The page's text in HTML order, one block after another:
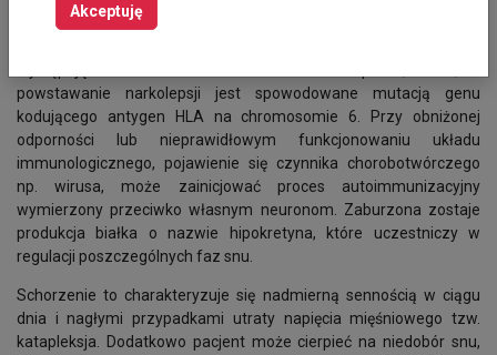
Narkolepsja jest chorobą, która spowodowana jest uszkodzeniem
powstawanie narkolepsji jest spowodowane mutacją genu
kodującego antygen HLA na chromosomie 6. Przy obniżonej
odporności lub nieprawidłowym funkcjonowaniu układu
immunologicznego, pojawienie się czynnika chorobotwórczego
np. wirusa, może zainicjować proces autoimmunizacyjny
wymierzony przeciwko własnym neuronom. Zaburzona zostaje
produkcja białka o nazwie hipokretyna, które uczestniczy w
regulacji poszczególnych faz snu.
Schorzenie to charakteryzuje się nadmierną sennością w ciągu
dnia i nagłymi przypadkami utraty napięcia mięśniowego tzw.
katapleksja. Dodatkowo pacjent może cierpieć na niedobór snu,
Akceptuję